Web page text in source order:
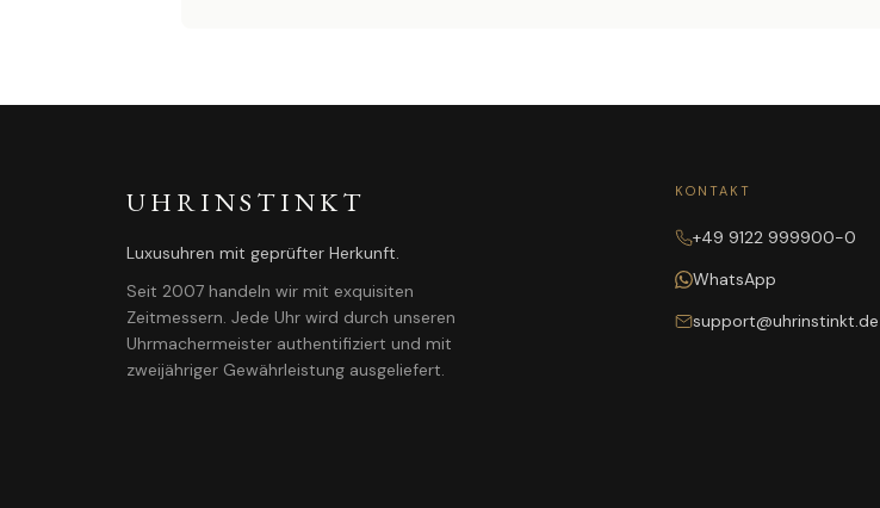
UHRINSTINKT
Luxusuhren mit geprüfter Herkunft.
Seit 2007 handeln wir mit exquisiten
Zeitmessern. Jede Uhr wird durch unseren
Uhrmachermeister authentifiziert und mit
zweijähriger Gewährleistung ausgeliefert.
KONTAKT
+49 9122 999900-0
WhatsApp
support@uhrinstinkt.de